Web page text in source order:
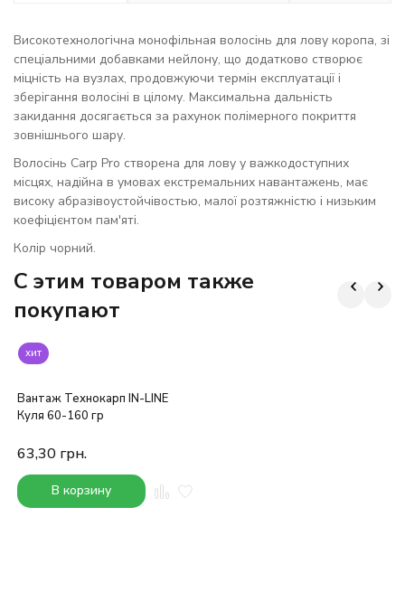
Високотехнологічна монофільная волосінь для лову коропа, зі
спеціальними добавками нейлону, що додатково створює
міцність на вузлах, продовжуючи термін експлуатації і
зберігання волосіні в цілому. Максимальна дальність
закидання досягається за рахунок полімерного покриття
зовнішнього шару.
Волосінь Carp Pro створена для лову у важкодоступних
місцях, надійна в умовах екстремальних навантажень, має
високу абразівоустойчівостью, малої розтяжністю і низьким
коефіцієнтом пам'яті.
Колір чорний.
C этим товаром также
покупают
хит
Вантаж Технокарп IN-LINE
Куля 60-160 гр
63,30 грн.
В корзину